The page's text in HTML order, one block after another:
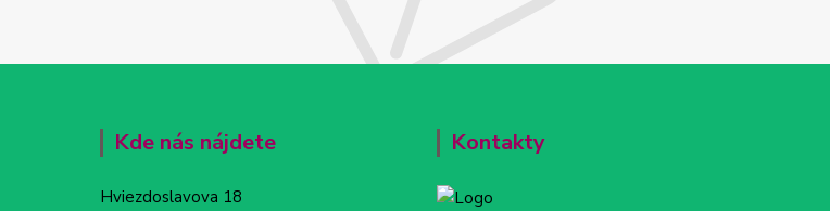
Kde nás nájdete
Hviezdoslavova 18
Kontakty